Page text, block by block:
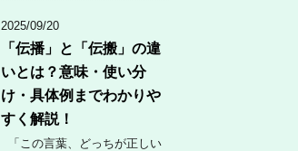
2025/09/20
「伝播」と「伝搬」の違
いとは？意味・使い分
け・具体例までわかりや
すく解説！
「この言葉、どっちが正しい